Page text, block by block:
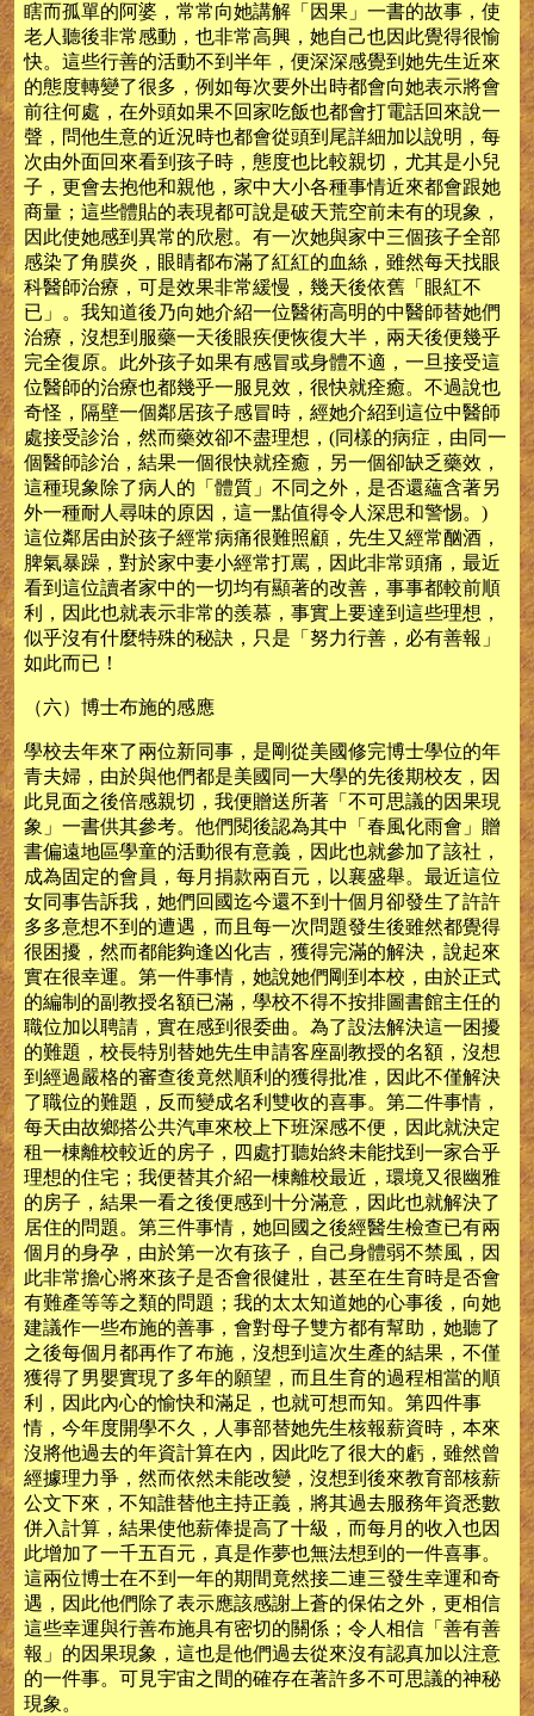
瞎而孤單的阿婆，常常向她講解「因果」一書的故事，使
老人聽後非常感動，也非常高興，她自己也因此覺得很愉
快。這些行善的活動不到半年，便深深感覺到她先生近來
的態度轉變了很多，例如每次要外出時都會向她表示將會
前往何處，在外頭如果不回家吃飯也都會打電話回來說一
聲，問他生意的近況時也都會從頭到尾詳細加以說明，每
次由外面回來看到孩子時，態度也比較親切，尤其是小兒
子，更會去抱他和親他，家中大小各種事情近來都會跟她
商量；這些體貼的表現都可說是破天荒空前未有的現象，
因此使她感到異常的欣慰。有一次她與家中三個孩子全部
感染了角膜炎，眼睛都布滿了紅紅的血絲，雖然每天找眼
科醫師治療，可是效果非常緩慢，幾天後依舊「眼紅不
已」。我知道後乃向她介紹一位醫術高明的中醫師替她們
治療，沒想到服藥一天後眼疾便恢復大半，兩天後便幾乎
完全復原。此外孩子如果有感冒或身體不適，一旦接受這
位醫師的治療也都幾乎一服見效，很快就痊癒。不過說也
奇怪，隔壁一個鄰居孩子感冒時，經她介紹到這位中醫師
處接受診治，然而藥效卻不盡理想，(同樣的病症，由同一
個醫師診治，結果一個很快就痊癒，另一個卻缺乏藥效，
這種現象除了病人的「體質」不同之外，是否還蘊含著另
外一種耐人尋味的原因，這一點值得令人深思和警惕。)
這位鄰居由於孩子經常病痛很難照顧，先生又經常酗酒，
脾氣暴躁，對於家中妻小經常打罵，因此非常頭痛，最近
看到這位讀者家中的一切均有顯著的改善，事事都較前順
利，因此也就表示非常的羨慕，事實上要達到這些理想，
似乎沒有什麼特殊的秘訣，只是「努力行善，必有善報」
如此而已！
（六）博士布施的感應
學校去年來了兩位新同事，是剛從美國修完博士學位的年
青夫婦，由於與他們都是美國同一大學的先後期校友，因
此見面之後倍感親切，我便贈送所著「不可思議的因果現
象」一書供其參考。他們閱後認為其中「春風化雨會」贈
書偏遠地區學童的活動很有意義，因此也就參加了該社，
成為固定的會員，每月捐款兩百元，以襄盛舉。最近這位
女同事告訴我，她們回國迄今還不到十個月卻發生了許許
多多意想不到的遭遇，而且每一次問題發生後雖然都覺得
很困擾，然而都能夠逢凶化吉，獲得完滿的解決，說起來
實在很幸運。第一件事情，她說她們剛到本校，由於正式
的編制的副教授名額已滿，學校不得不按排圖書館主任的
職位加以聘請，實在感到很委曲。為了設法解決這一困擾
的難題，校長特別替她先生申請客座副教授的名額，沒想
到經過嚴格的審查後竟然順利的獲得批准，因此不僅解決
了職位的難題，反而變成名利雙收的喜事。第二件事情，
每天由故鄉搭公共汽車來校上下班深感不便，因此就決定
租一棟離校較近的房子，四處打聽始終未能找到一家合乎
理想的住宅；我便替其介紹一棟離校最近，環境又很幽雅
的房子，結果一看之後便感到十分滿意，因此也就解決了
居住的問題。第三件事情，她回國之後經醫生檢查已有兩
個月的身孕，由於第一次有孩子，自己身體弱不禁風，因
此非常擔心將來孩子是否會很健壯，甚至在生育時是否會
有難產等等之類的問題；我的太太知道她的心事後，向她
建議作一些布施的善事，會對母子雙方都有幫助，她聽了
之後每個月都再作了布施，沒想到這次生產的結果，不僅
獲得了男嬰實現了多年的願望，而且生育的過程相當的順
利，因此內心的愉快和滿足，也就可想而知。第四件事
情，今年度開學不久，人事部替她先生核報薪資時，本來
沒將他過去的年資計算在內，因此吃了很大的虧，雖然曾
經據理力爭，然而依然未能改變，沒想到後來教育部核薪
公文下來，不知誰替他主持正義，將其過去服務年資悉數
併入計算，結果使他薪俸提高了十級，而每月的收入也因
此增加了一千五百元，真是作夢也無法想到的一件喜事。
這兩位博士在不到一年的期間竟然接二連三發生幸運和奇
遇，因此他們除了表示應該感謝上蒼的保佑之外，更相信
這些幸運與行善布施具有密切的關係；令人相信「善有善
報」的因果現象，這也是他們過去從來沒有認真加以注意
的一件事。可見宇宙之間的確存在著許多不可思議的神秘
現象。